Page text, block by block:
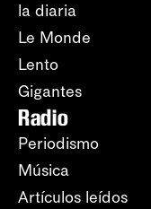
la diaria
Le Monde
Lento
Gigantes
Radio
Periodismo
Música
Artículos leídos